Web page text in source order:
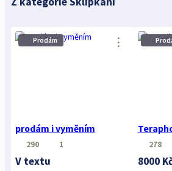
Prodám
prodám i vyměním
⋮
290 1
V textu
278
8000